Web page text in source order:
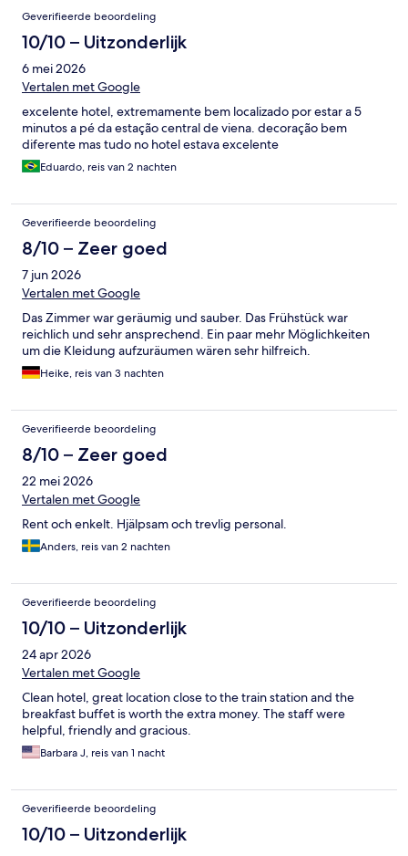
Geverifieerde beoordeling
10/10 – Uitzonderlijk
6 mei 2026
Vertalen met Google
excelente hotel, extremamente bem localizado por estar a 5
minutos a pé da estação central de viena. decoração bem
diferente mas tudo no hotel estava excelente
Eduardo, reis van 2 nachten
Geverifieerde beoordeling
8/10 – Zeer goed
7 jun 2026
Vertalen met Google
Das Zimmer war geräumig und sauber. Das Frühstück war
reichlich und sehr ansprechend. Ein paar mehr Möglichkeiten
um die Kleidung aufzuräumen wären sehr hilfreich.
Heike, reis van 3 nachten
Geverifieerde beoordeling
8/10 – Zeer goed
22 mei 2026
Vertalen met Google
Rent och enkelt. Hjälpsam och trevlig personal.
Anders, reis van 2 nachten
Geverifieerde beoordeling
10/10 – Uitzonderlijk
24 apr 2026
Vertalen met Google
Clean hotel, great location close to the train station and the
breakfast buffet is worth the extra money. The staff were
helpful, friendly and gracious.
Barbara J, reis van 1 nacht
Geverifieerde beoordeling
10/10 – Uitzonderlijk